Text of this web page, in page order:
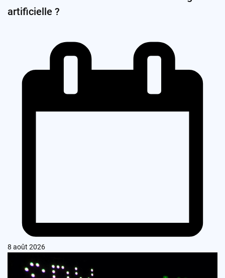
artificielle ?
8 août 2026